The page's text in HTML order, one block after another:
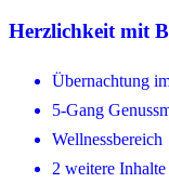
Herzlichkeit mit
Übernachtung
5-Gang
Wellnessbereich
2 weitere Inhalte